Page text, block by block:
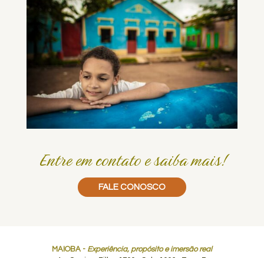
Entre em contato e saiba mais!
FALE CONOSCO
MAIOBA - Experiência, propósito e imersão real